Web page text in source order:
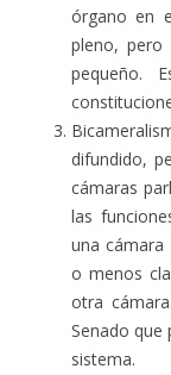
órgano en
pleno, pero
pequeño.
difundido,
cámaras
las
una cámara
o menos
otra
Senado que
sistema.